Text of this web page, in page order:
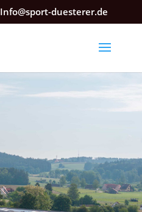
Info@sport-duesterer.de